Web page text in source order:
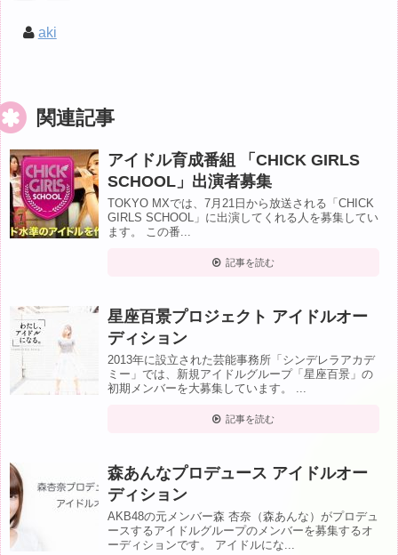
aki
関連記事
アイドル育成番組 「CHICK GIRLS
SCHOOL」出演者募集
TOKYO MXでは、7月21日から放送される「CHICK
GIRLS SCHOOL」に出演してくれる人を募集してい
ます。 この番...
記事を読む
星座百景プロジェクト アイドルオー
ディション
2013年に設立された芸能事務所「シンデレラアカデ
ミー」では、新規アイドルグループ「星座百景」の
初期メンバーを大募集しています。 ...
記事を読む
森あんなプロデュース アイドルオー
ディション
AKB48の元メンバー森 杏奈（森あんな）がプロデュ
ースするアイドルグループのメンバーを募集するオ
ーディションです。 アイドルにな...